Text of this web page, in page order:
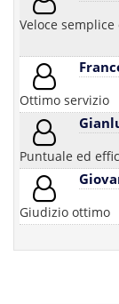
Veloce
Ottimo servizio
Puntuale ed
Giudizio ottimo